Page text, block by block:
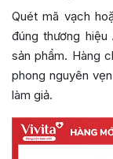
Quét mã vạch
đúng thương
sản phẩm. Hàng
phong nguyên
làm giả.